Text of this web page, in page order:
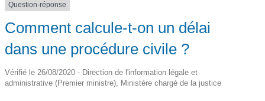
Question-réponse
Comment calcule-t-on un délai
dans une procédure civile ?
Vérifié le 26/08/2020 - Direction de l'information légale et
administrative (Premier ministre), Ministère chargé de la justice